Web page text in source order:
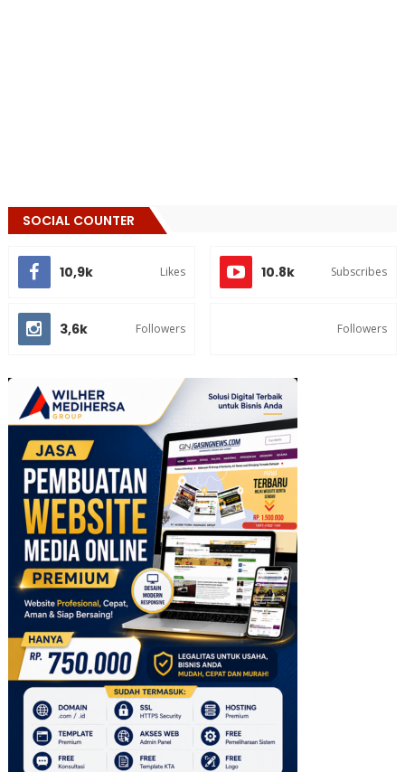
SOCIAL COUNTER
10,9k Likes 10.8k Subscribes
3,6k Followers Followers